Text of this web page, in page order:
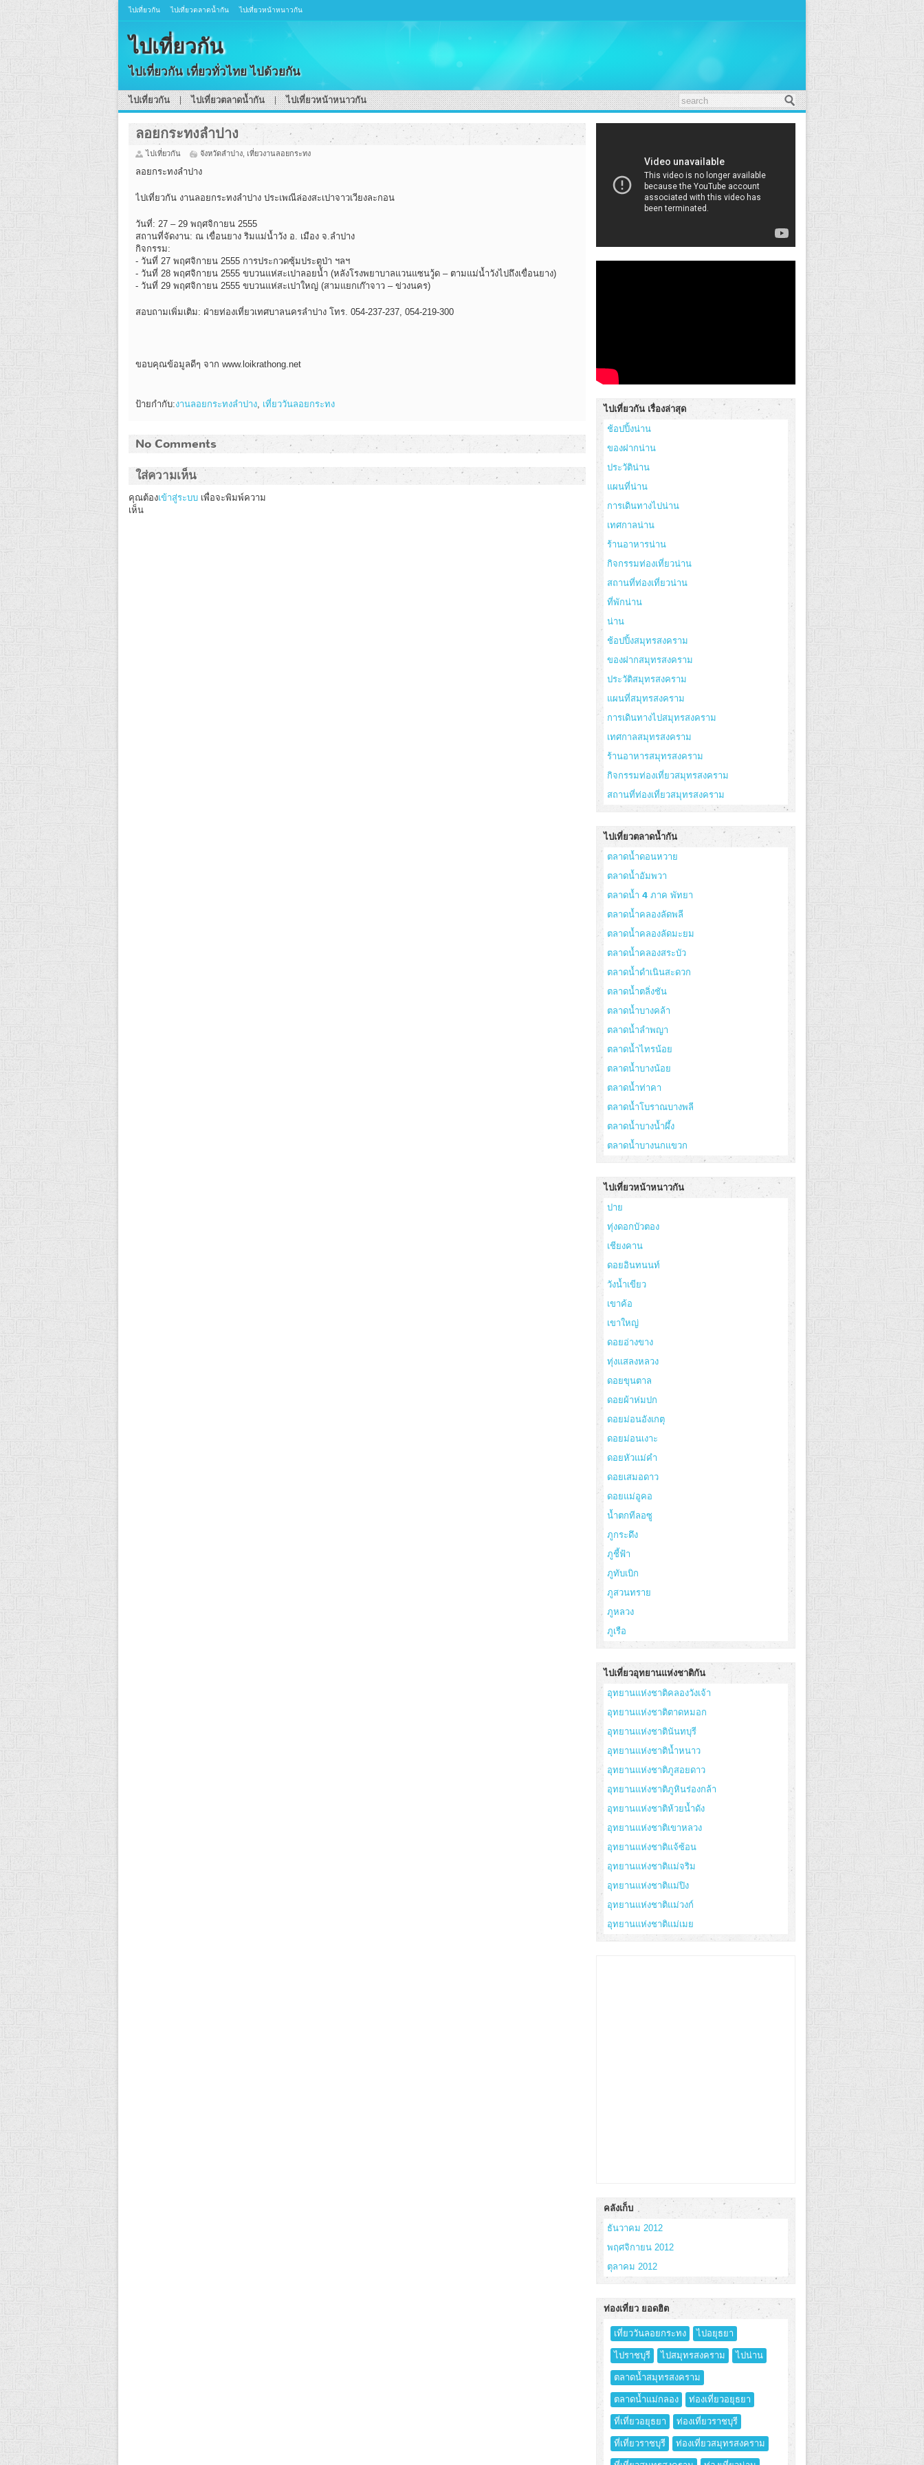
ไปเที่ยวกัน ไปเที่ยวตลาดน้ำกัน ไปเที่ยวหน้าหนาวกัน
ไปเที่ยวกัน
ไปเที่ยวกัน เที่ยวทั่วไทย ไปด้วยกัน
ไปเที่ยวกัน ไปเที่ยวตลาดน้ำกัน ไปเที่ยวหน้าหนาวกัน
ลอยกระทงลำปาง
ไปเที่ยวกัน จังหวัดลำปาง เที่ยวงานลอยกระทง
ลอยกระทงลำปาง
ไปเที่ยวกัน งานลอยกระทงลำปาง ประเพณีล่องสะเปาจาวเวียงละกอน
วันที่: 27 – 29 พฤศจิกายน 2555
สถานที่จัดงาน: ณ เขื่อนยาง ริมแม่น้ำวัง อ. เมือง จ.ลำปาง
กิจกรรม:
- วันที่ 27 พฤศจิกายน 2555 การประกวดซุ้มประตูป่า ฯลฯ
- วันที่ 28 พฤศจิกายน 2555 ขบวนแห่สะเปาลอยน้ำ (หลังโรงพยาบาลแวนแซนวู้ด – ตามแม่น้ำวังไปถึงเขื่อนยาง)
- วันที่ 29 พฤศจิกายน 2555 ขบวนแห่สะเปาใหญ่ (สามแยกเก๊าจาว – ข่วงนคร)
สอบถามเพิ่มเติม: ฝ่ายท่องเที่ยวเทศบาลนครลำปาง โทร. 054-237-237, 054-219-300
ขอบคุณข้อมูลดีๆ จาก www.loikrathong.net
ป้ายกำกับ:งานลอยกระทงลำปาง, เที่ยววันลอยกระทง
No Comments
ใส่ความเห็น
คุณต้องเข้าสู่ระบบ เพื่อจะพิมพ์ความ
เห็น
ไปเที่ยวกัน เรื่องล่าสุด
ช้อปปิ้งน่าน
ของฝากน่าน
ประวัติน่าน
แผนที่น่าน
การเดินทางไปน่าน
เทศกาลน่าน
ร้านอาหารน่าน
กิจกรรมท่องเที่ยวน่าน
สถานที่ท่องเที่ยวน่าน
ที่พักน่าน
น่าน
ช้อปปิ้งสมุทรสงคราม
ของฝากสมุทรสงคราม
ประวัติสมุทรสงคราม
แผนที่สมุทรสงคราม
การเดินทางไปสมุทรสงคราม
เทศกาลสมุทรสงคราม
ร้านอาหารสมุทรสงคราม
กิจกรรมท่องเที่ยวสมุทรสงคราม
สถานที่ท่องเที่ยวสมุทรสงคราม
ไปเที่ยวตลาดน้ำกัน
ตลาดน้ำดอนหวาย
ตลาดน้ำอัมพวา
ตลาดน้ำ 4 ภาค พัทยา
ตลาดน้ำคลองลัดพลี
ตลาดน้ำคลองลัดมะยม
ตลาดน้ำคลองสระบัว
ตลาดน้ำดำเนินสะดวก
ตลาดน้ำตลิ่งชัน
ตลาดน้ำบางคล้า
ตลาดน้ำลำพญา
ตลาดน้ำไทรน้อย
ตลาดน้ำบางน้อย
ตลาดน้ำท่าคา
ตลาดน้ำโบราณบางพลี
ตลาดน้ำบางน้ำผึ้ง
ตลาดน้ำบางนกแขวก
ไปเที่ยวหน้าหนาวกัน
ปาย
ทุ่งดอกบัวตอง
เชียงคาน
ดอยอินทนนท์
วังน้ำเขียว
เขาค้อ
เขาใหญ่
ดอยอ่างขาง
ทุ่งแสลงหลวง
ดอยขุนตาล
ดอยผ้าห่มปก
ดอยม่อนอังเกตุ
ดอยม่อนเงาะ
ดอยหัวแม่คำ
ดอยเสมอดาว
ดอยแม่อูคอ
น้ำตกทีลอซู
ภูกระดึง
ภูชี้ฟ้า
ภูทับเบิก
ภูสวนทราย
ภูหลวง
ภูเรือ
ไปเที่ยวอุทยานแห่งชาติกัน
อุทยานแห่งชาติคลองวังเจ้า
อุทยานแห่งชาติตาดหมอก
อุทยานแห่งชาตินันทบุรี
อุทยานแห่งชาติน้ำหนาว
อุทยานแห่งชาติภูสอยดาว
อุทยานแห่งชาติภูหินร่องกล้า
อุทยานแห่งชาติห้วยน้ำดัง
อุทยานแห่งชาติเขาหลวง
อุทยานแห่งชาติแจ้ซ้อน
อุทยานแห่งชาติแม่จริม
อุทยานแห่งชาติแม่ปิง
อุทยานแห่งชาติแม่วงก์
อุทยานแห่งชาติแม่เมย
คลังเก็บ
ธันวาคม 2012
พฤศจิกายน 2012
ตุลาคม 2012
ท่องเที่ยว ยอดฮิต
เที่ยววันลอยกระทง ไปอยุธยา
ไปราชบุรี ไปสมุทรสงคราม ไปน่าน
ตลาดน้ำสมุทรสงคราม
ตลาดน้ำแม่กลอง ท่องเที่ยวอยุธยา
ที่เที่ยวอยุธยา ท่องเที่ยวราชบุรี
ที่เที่ยวราชบุรี ท่องเที่ยวสมุทรสงคราม